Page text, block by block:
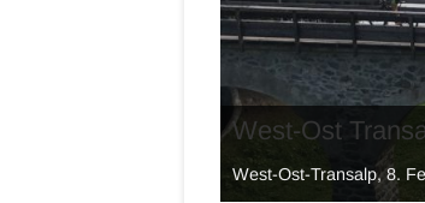
West-Ost
West-Ost-Transalp, 8.